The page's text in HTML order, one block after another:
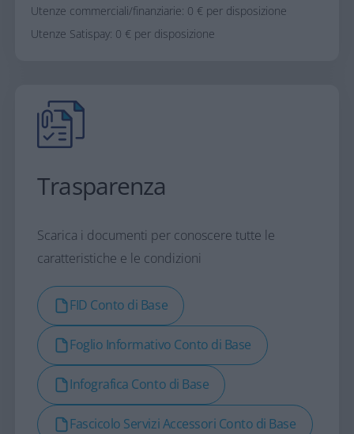
Utenze commerciali/finanziarie: 0 € per disposizione
Utenze Satispay: 0 € per disposizione
Trasparenza
Scarica i documenti per conoscere tutte le
caratteristiche e le condizioni
FID Conto di Base
Foglio Informativo Conto di Base
Infografica Conto di Base
Fascicolo Servizi Accessori Conto di Base